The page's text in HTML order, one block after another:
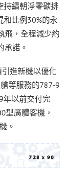
持續朝淨零碳排
和比例30%的永
飛，全程減少約
承諾。
進新機以優化
等服務的787-9
年以前交付完
型廣體客機，
。